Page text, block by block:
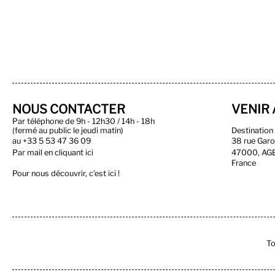
NOUS CONTACTER
Par téléphone de 9h - 12h30 / 14h - 18h
(fermé au public le jeudi matin)
au +33 5 53 47 36 09
Par mail en cliquant ici
Pour nous découvrir, c'est ici !
VENIR
38 rue
47000,
France